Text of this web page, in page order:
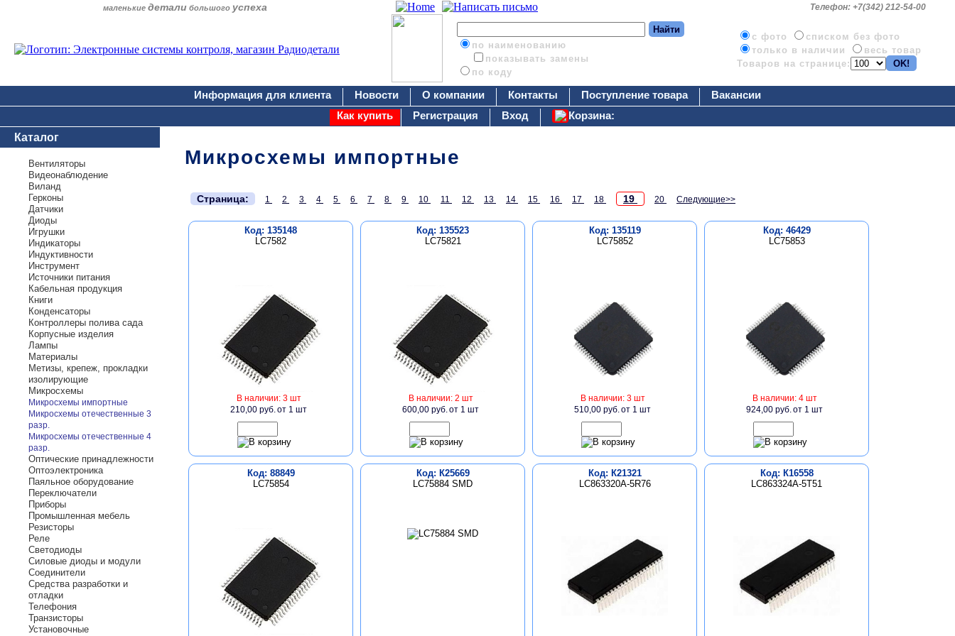
маленькие детали большого успеха Телефон: +7(342) 212-54-00
по наименованию
показывать замены
по коду
c фото
списком без фото
только в наличии
весь товар
Товаров на странице:
Информация для клиента Новости О компании Контакты Поступление товара
Вакансии
Как купить
Регистрация Вход
Корзина:
Каталог
Вентиляторы
Видеонаблюдение
Виланд
Герконы
Датчики
Диоды
Игрушки
Индикаторы
Индуктивности
Инструмент
Источники питания
Кабельная продукция
Книги
Конденсаторы
Контроллеры полива сада
Корпусные изделия
Лампы
Материалы
Метизы, крепеж, прокладки
изолирующие
Микросхемы
Микросхемы импортные
Микросхемы отечественные 3
разр.
Микросхемы отечественные 4
разр.
Оптические принадлежности
Оптоэлектроника
Паяльное оборудование
Переключатели
Приборы
Промышленная мебель
Резисторы
Реле
Светодиоды
Силовые диоды и модули
Соединители
Средства разработки и
отладки
Телефония
Транзисторы
Установочные
Микросхемы импортные
Страница:
1 2 3 4 5 6 7 8 9 10 11 12 13 14 15 16 17 18 19 20 Следующие>>
Код: 135148
LC7582
В наличии: 3 шт
210,00 руб.от 1 шт
Код: 135523
LC75821
В наличии: 2 шт
600,00 руб.от 1 шт
Код: 135119
LC75852
В наличии: 3 шт
510,00 руб.от 1 шт
Код: 46429
LC75853
В наличии: 4 шт
924,00 руб.от 1 шт
Код: 88849
LC75854
Код: К25669
LC75884 SMD
Код: К21321
LC863320A-5R76
Код: К16558
LC863324A-5T51